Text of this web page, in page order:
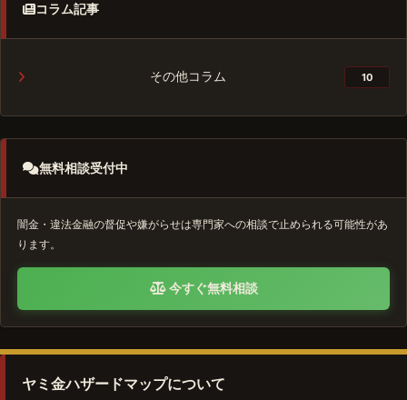
コラム記事
その他コラム 10
無料相談受付中
闇金・違法金融の督促や嫌がらせは専門家への相談で止められる可能性があ
ります。
今すぐ無料相談
ヤミ金ハザードマップについて